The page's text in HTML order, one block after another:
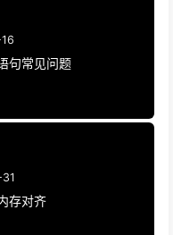
句常见问题
存对齐